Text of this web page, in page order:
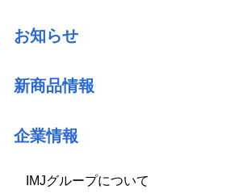
お知らせ
新商品情報
企業情報
IMJグループについて